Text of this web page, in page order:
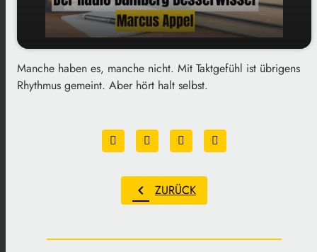
play_arrow Taktgefühl
Manche haben es, manche nicht. Mit Taktgefühl ist übrigens
Rhythmus gemeint. Aber hört halt selbst.
chevron_left ZURÜCK